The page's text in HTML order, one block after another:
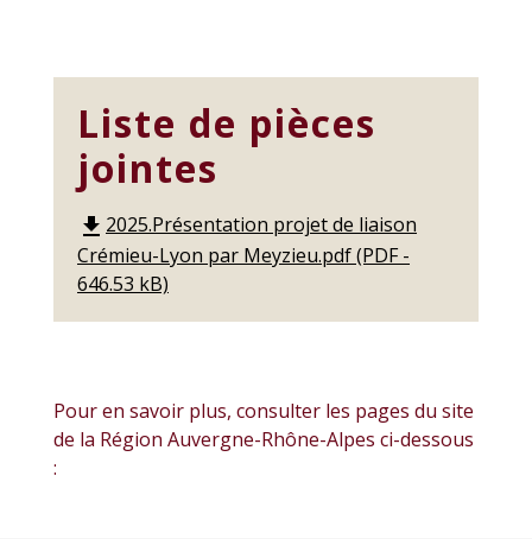
Liste de pièces
jointes
file_download 2025.Présentation projet de liaison
Crémieu-Lyon par Meyzieu.pdf (PDF -
646.53 kB)
Pour en savoir plus, consulter les pages du site
de la Région Auvergne-Rhône-Alpes ci-dessous
: